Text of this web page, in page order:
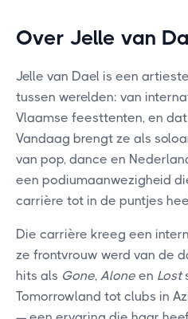
Over Jelle van
Jelle van Dael is een
tussen werelden: van
Vlaamse feesttenten, en
Vandaag brengt ze als
van pop, dance en
een podiumaanwezigheid
carrière tot in de puntjes
Die carrière kreeg een
ze frontvrouw werd van de
hits als Gone, Alone en Lost
Tomorrowland tot clubs in